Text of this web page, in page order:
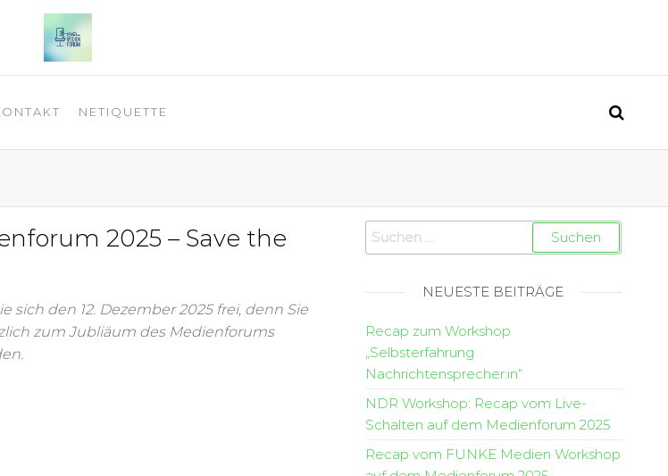
NETIQUETTE
2025 – Save the
sich den 12. Dezember 2025 frei, denn Sie
zum Jubliäum des Medienforums
NEUESTE BEITRÄGE
Recap zum Workshop
„Selbsterfahrung
Nachrichtensprecher:in“
NDR Workshop: Recap vom Live-
Schalten auf dem Medienforum 2025
Recap vom FUNKE Medien Workshop